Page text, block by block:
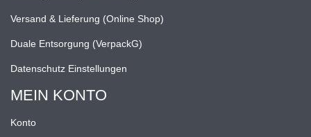
Versand & Lieferung (Online Shop)
Duale Entsorgung (VerpackG)
Datenschutz Einstellungen
MEIN KONTO
Konto